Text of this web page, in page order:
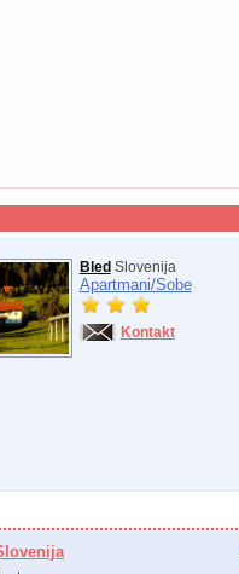
Bled Slovenija
Apartmani/Sobe
Kontakt